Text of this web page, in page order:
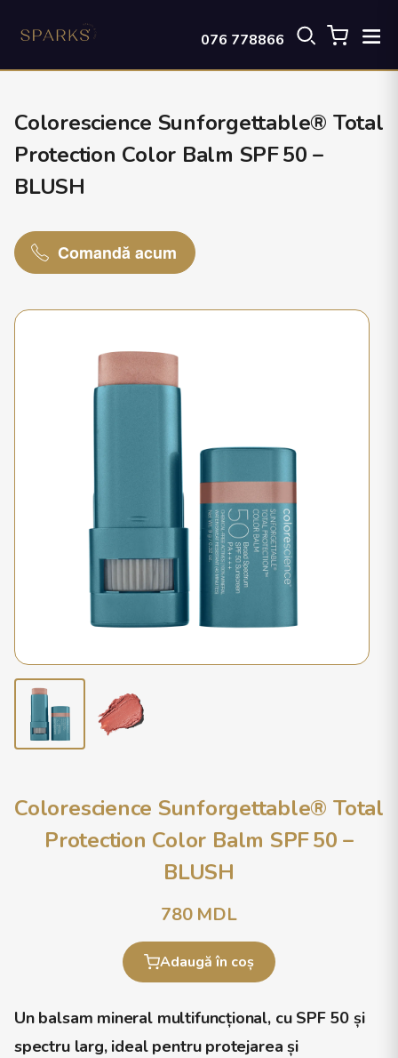
076 778866
Colorescience Sunforgettable® Total
Protection Color Balm SPF 50 –
BLUSH
Comandă acum
Colorescience Sunforgettable® Total
Protection Color Balm SPF 50 –
BLUSH
780MDL
Adaugă în coș
Un balsam mineral multifuncțional, cu SPF 50 și
spectru larg, ideal pentru protejarea și